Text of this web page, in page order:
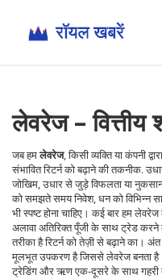
लेवरेज –
जब हमलेवरेज,किसी व्यक्ति या कंपनी
संभावित रिटर्न को बढ़ाने की तकनीक.
जोखिम,उधार से जुड़े विफलता या
को समझते समयनिवेश,धन को विभिन्न
भी स्पष्ट होना चाहिए। कई बार हम
अलावा अतिरिक्त पूँजी के साथ ट्रेड करने
तरीका है रिटर्न को तेज़ी से बढ़ाने का।
मूलभूत उपकरण है जिससे लेवरेज बनता है।
ट्रेडिंग और ऋण एक-दूसरे के साथ गहरी